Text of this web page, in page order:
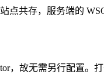
点共存，服务端的
，故无需另行配置。